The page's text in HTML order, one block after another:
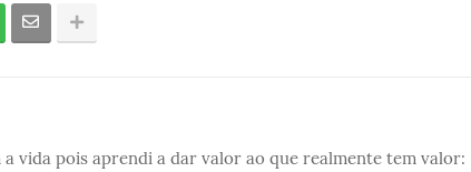
a vida pois aprendi a dar valor ao que realmente tem valor: